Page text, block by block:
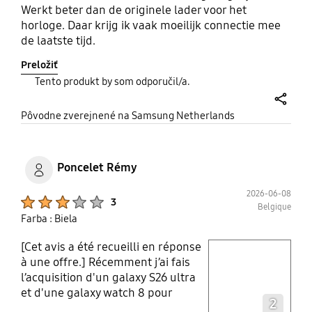
Werkt beter dan de originele lader voor het
horloge. Daar krijg ik vaak moeilijk connectie mee
de laatste tijd.
Preložiť
Tento produkt by som odporučil/a.
Pôvodne zverejnené na Samsung Netherlands
Poncelet Rémy
3
2026-06-08
Belgique
Farba : Biela
[Cet avis a été recueilli en réponse
à une offre.] Récemment j’ai fais
l’acquisition d'un galaxy S26 ultra
et d'une galaxy watch 8 pour
2